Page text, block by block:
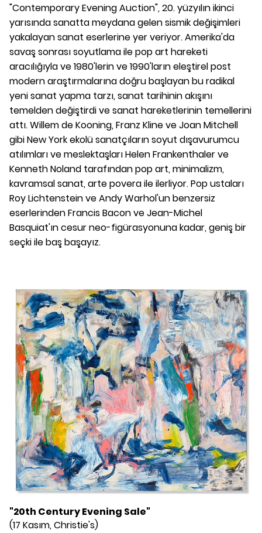
"Contemporary Evening Auction", 20. yüzyılın ikinci
yarısında sanatta meydana gelen sismik değişimleri
yakalayan sanat eserlerine yer veriyor. Amerika'da
savaş sonrası soyutlama ile pop art hareketi
aracılığıyla ve 1980'lerin ve 1990'ların eleştirel post
modern araştırmalarına doğru başlayan bu radikal
yeni sanat yapma tarzı, sanat tarihinin akışını
temelden değiştirdi ve sanat hareketlerinin temellerini
attı. Willem de Kooning, Franz Kline ve Joan Mitchell
gibi New York ekolü sanatçıların soyut dışavurumcu
atılımları ve meslektaşları Helen Frankenthaler ve
Kenneth Noland tarafından pop art, minimalizm,
kavramsal sanat, arte povera ile ilerliyor. Pop ustaları
Roy Lichtenstein ve Andy Warhol'un benzersiz
eserlerinden Francis Bacon ve Jean-Michel
Basquiat'ın cesur neo-figürasyonuna kadar, geniş bir
seçki ile baş başayız.
"20th Century Evening Sale"
(17 Kasım, Christie's)